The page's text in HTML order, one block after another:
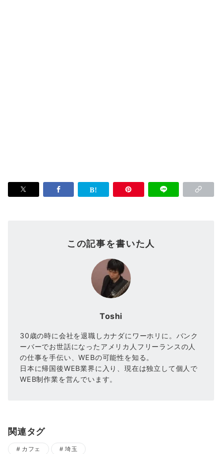
この記事を書いた人
Toshi
30歳の時に会社を退職しカナダにワーホリに。バンク
ーバーでお世話になったアメリカ人フリーランスの人
の仕事を手伝い、WEBの可能性を知る。
日本に帰国後WEB業界に入り、現在は独立して個人で
WEB制作業を営んでいます。
関連タグ
カフェ 埼玉